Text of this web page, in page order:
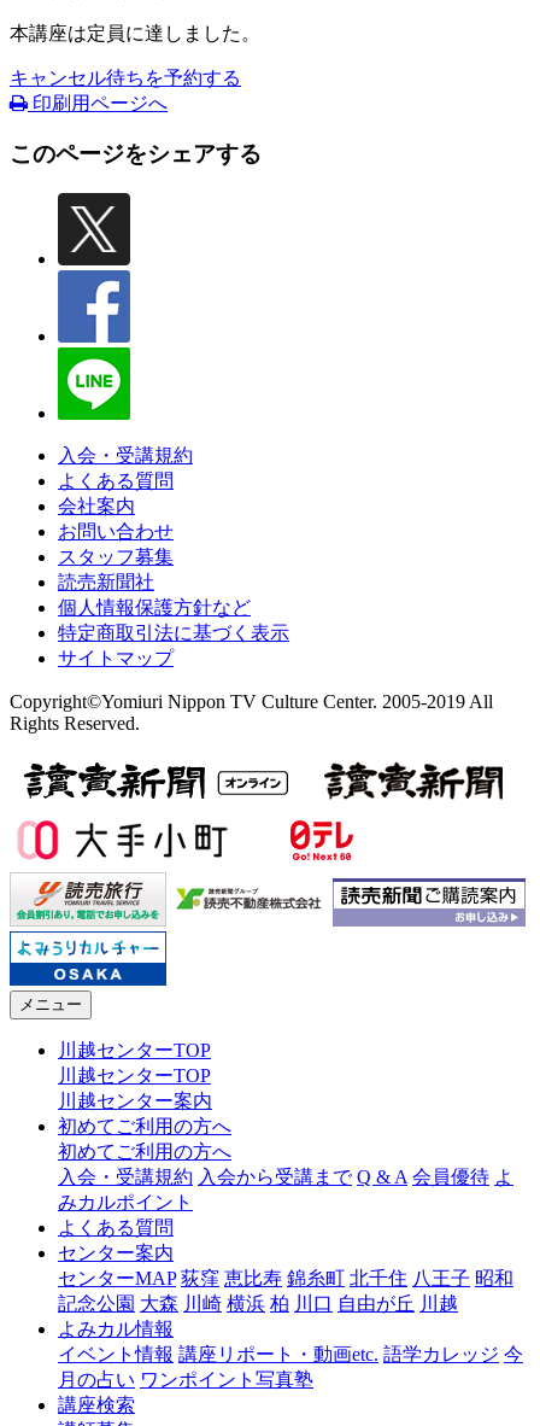
本講座は定員に達しました。
キャンセル待ちを予約する
印刷用ページへ
このページをシェアする
入会・受講規約
よくある質問
会社案内
お問い合わせ
スタッフ募集
読売新聞社
個人情報保護方針など
特定商取引法に基づく表示
サイトマップ
Copyright©Yomiuri Nippon TV Culture Center. 2005-2019 All
Rights Reserved.
メニュー
川越センターTOP
川越センターTOP
川越センター案内
初めてご利用の方へ
初めてご利用の方へ
入会・受講規約 入会から受講まで Q & A 会員優待 よ
みカルポイント
よくある質問
センター案内
センターMAP 荻窪 恵比寿 錦糸町 北千住 八王子 昭和
記念公園 大森 川崎 横浜 柏 川口 自由が丘 川越
よみカル情報
イベント情報 講座リポート・動画etc. 語学カレッジ 今
月の占い ワンポイント写真塾
講座検索